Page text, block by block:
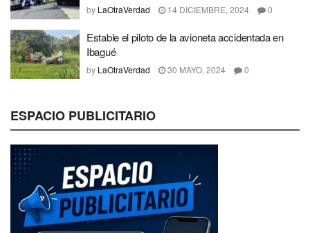
by LaOtraVerdad 14 DICIEMBRE, 2024 0
Estable el piloto de la avioneta accidentada en
Ibagué
by LaOtraVerdad 30 MAYO, 2024 0
ESPACIO PUBLICITARIO